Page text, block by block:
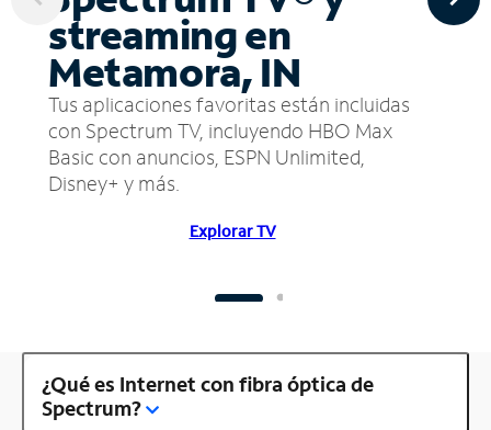
streaming en
Metamora, IN
Tus aplicaciones favoritas están incluidas
con Spectrum TV, incluyendo HBO Max
Basic con anuncios, ESPN Unlimited,
Disney+ y más.
Explorar TV
¿Qué es Internet con fibra óptica de
Spectrum?